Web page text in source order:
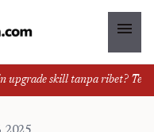
menu
skill tanpa ribet?